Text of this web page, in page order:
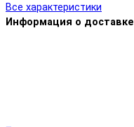
Все характеристики
Информация о доставке